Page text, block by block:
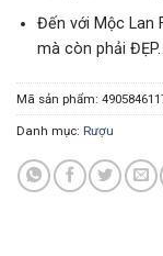
Đến với Mộc Lan
mà còn phải ĐẸP.
Mã sản phẩm:
Danh mục: Rượu